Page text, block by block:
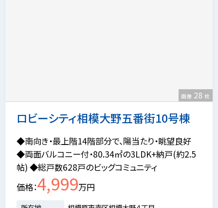
ロビーシティ相模大野五番街10号棟
画像 28 枚
◆南向き・最上階14階部分で、陽当たり・眺望良好
◆両面バルコニー付・80.34㎡の3LDK+納戸(約2.5
帖) ◆総戸数628戸のビッグコミュニティ
価格 4,999万円